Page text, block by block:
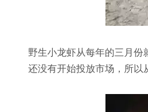
野生小龙虾从每年的三月
还没有开始投放市场，所